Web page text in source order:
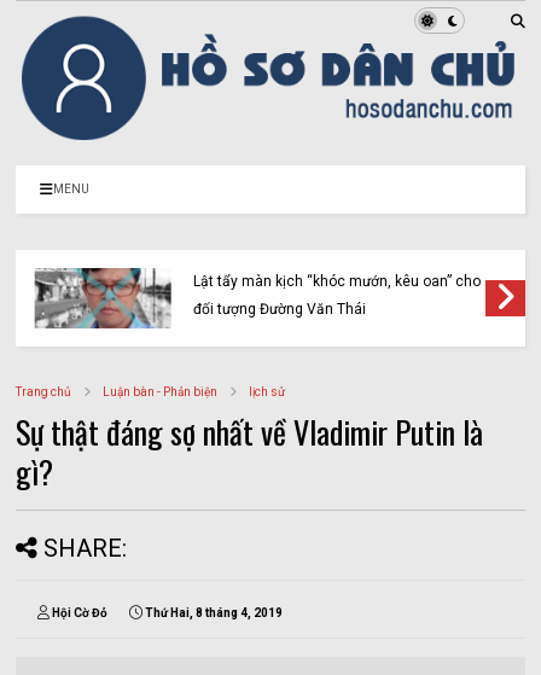
MENU
Lật tẩy màn kịch “khóc mướn, kêu oan” cho
đối tượng Đường Văn Thái
Trang chủ Luận bàn - Phản biện lịch sử
Sự thật đáng sợ nhất về Vladimir Putin là
gì?
SHARE:
Hội Cờ Đỏ Thứ Hai, 8 tháng 4, 2019